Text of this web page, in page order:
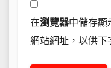
在瀏覽器中儲存顯
網站網址，以供下